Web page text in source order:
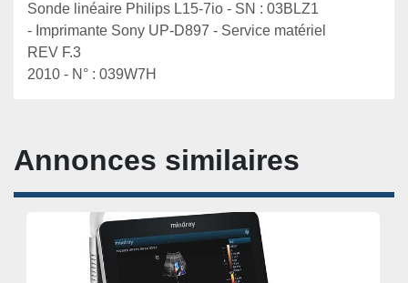
Sonde linéaire Philips L15-7io - SN : 03BLZ1
- Imprimante Sony UP-D897 - Service matériel
REV F.3
2010 - N° : 039W7H
Annonces similaires